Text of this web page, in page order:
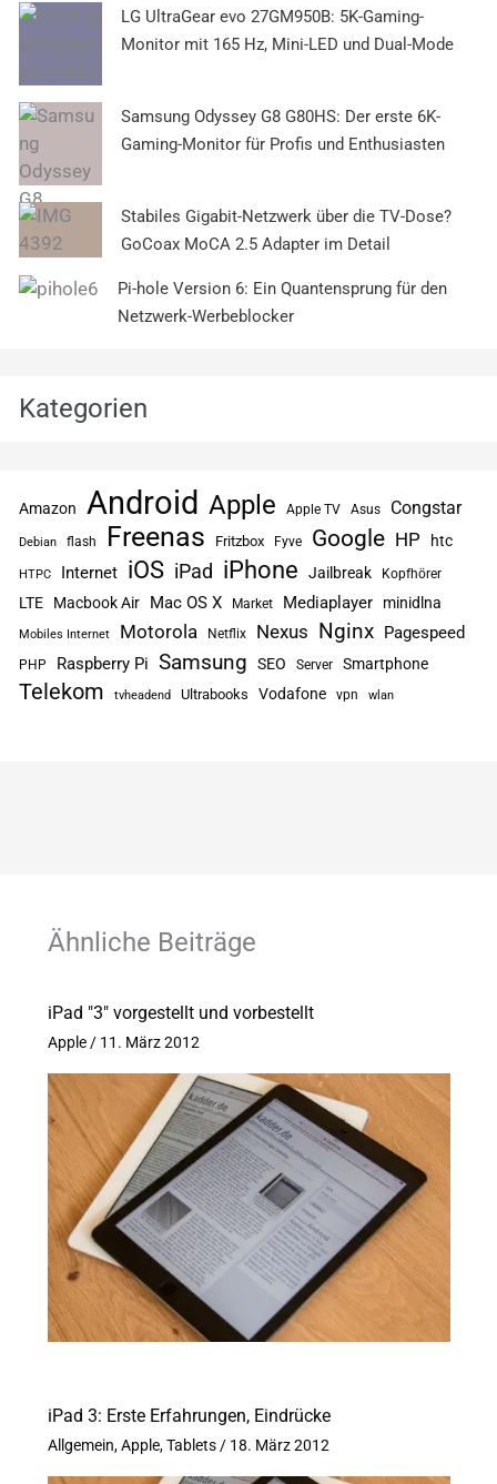
LG UltraGear evo 27GM950B: 5K-Gaming-
Monitor mit 165 Hz, Mini-LED und Dual-Mode
Samsung Odyssey G8 G80HS: Der erste 6K-
Gaming-Monitor für Profis und Enthusiasten
Stabiles Gigabit-Netzwerk über die TV-Dose?
GoCoax MoCA 2.5 Adapter im Detail
Pi-hole Version 6: Ein Quantensprung für den
Netzwerk-Werbeblocker
Kategorien
Amazon Android Apple Apple TV Asus Congstar
Debian flash Freenas Fritzbox Fyve Google HP htc
HTPC Internet iOS iPad iPhone Jailbreak Kopfhörer
LTE Macbook Air Mac OS X Market Mediaplayer minidlna
Mobiles Internet Motorola Netflix Nexus Nginx Pagespeed
PHP Raspberry Pi Samsung SEO Server Smartphone
Telekom tvheadend Ultrabooks Vodafone vpn wlan
Ähnliche Beiträge
iPad "3" vorgestellt und vorbestellt
Apple/ 11. März 2012
iPad 3: Erste Erfahrungen, Eindrücke
Allgemein,Apple,Tablets/ 18. März 2012